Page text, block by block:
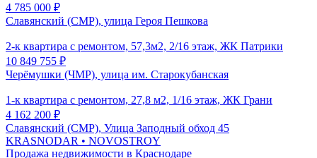
4 785 000 ₽
Славянский (СМР), улица Героя Пешкова
2-к квартира с ремонтом, 57,3м2, 2/16 этаж, ЖК Патрики
10 849 755 ₽
Черёмушки (ЧМР), улица им. Старокубанская
1-к квартира с ремонтом, 27,8 м2, 1/16 этаж, ЖК Грани
4 162 200 ₽
Славянский (СМР), Улица Заподный обход 45
KRASNODAR • NOVOSTROY
Продажа недвижимости в Краснодаре